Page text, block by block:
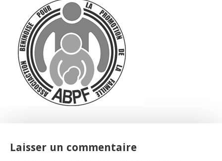
Laisser un commentaire